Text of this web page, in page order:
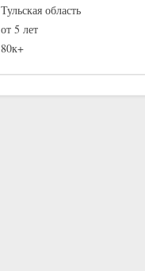
Тульская область
от 5 лет
80к+